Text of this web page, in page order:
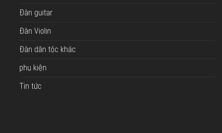
Đàn guitar
Đàn Violin
Đàn dân tộc khác
phụ kiện
Tin tức